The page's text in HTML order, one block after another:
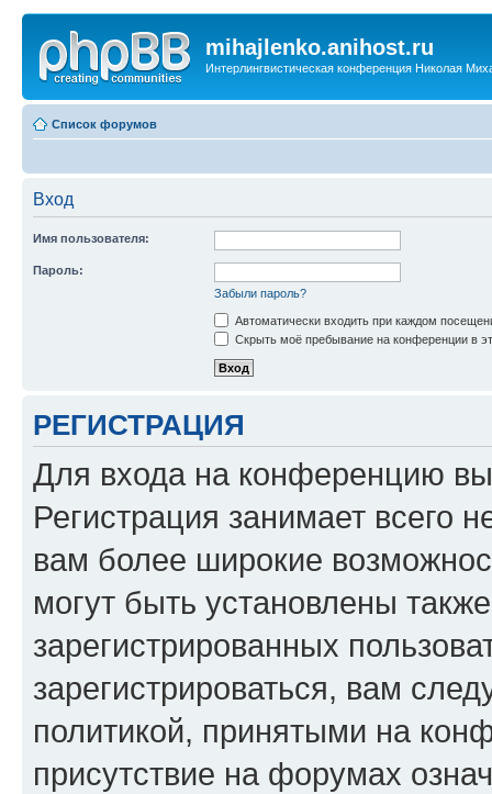
mihajlenko.anihost.ru
Интерлингвистическая конференция Николая
Список форумов
Вход
Имя пользователя:
Пароль:
Забыли пароль?
Автоматически входить при каждом
Скрыть моё пребывание на конференции в
РЕГИСТРАЦИЯ
Для входа на конференцию
Регистрация занимает всего
вам более широкие
могут быть установлены
зарегистрированных
зарегистрироваться, вам
политикой, принятыми на
присутствие на форумах